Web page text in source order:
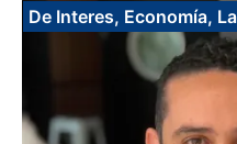
De Interes, Economía,